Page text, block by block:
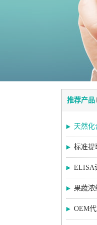
推荐产品
天然化
标准提
ELISA
果蔬浓
OEM